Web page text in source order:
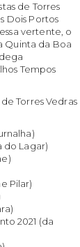
de Torres
Dois Portos
vertente, o
Quinta da Boa
Tempos
Torres Vedras
do Lagar)
Pilar)
2021 (da